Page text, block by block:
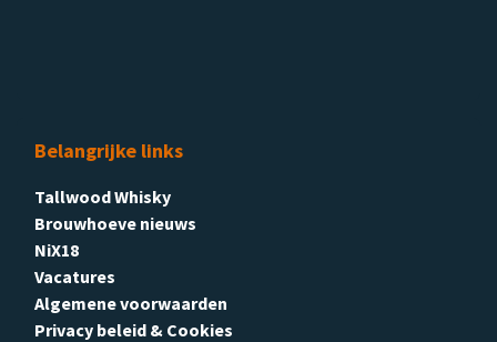
Belangrijke links
Tallwood Whisky
Brouwhoeve nieuws
NiX18
Vacatures
Algemene voorwaarden
Privacy beleid & Cookies